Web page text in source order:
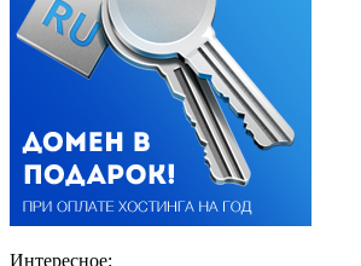
Интересное: